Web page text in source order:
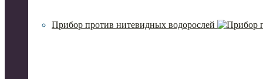
Прибор против нитевидных водорослей